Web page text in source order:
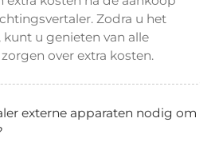
Zodra u het
u genieten van alle
over extra kosten.
externe apparaten nodig om